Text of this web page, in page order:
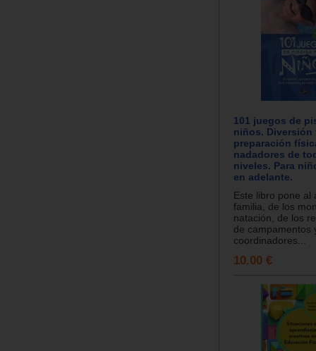
101 juegos de
niños. Diversión
preparación
nadadores de
niveles. Para
en adelante.
Este libro pone al
familia, de los
natación, de los
de campamentos
coordinadores...
10.00 €